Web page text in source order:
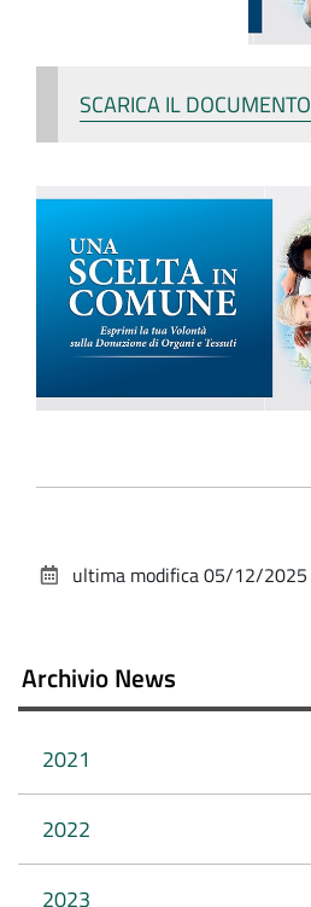
SCARICA IL DOCUMENTO
documento
ultima modifica05/12/2025
Archivio News
2021
2022
2023